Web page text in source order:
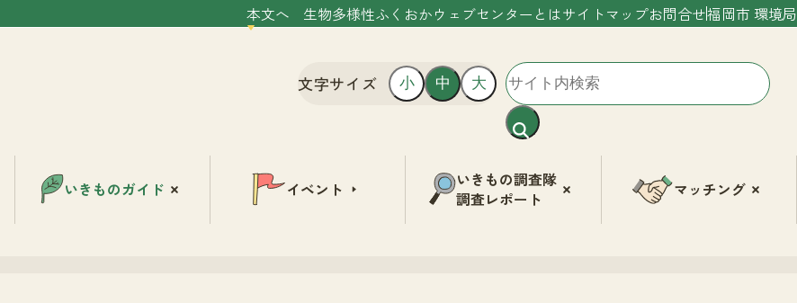
本文へ 生物多様性ふくおかウェブセンターとはサイトマップお問合せ福岡市 環境局
文字サイズ 小 中 大
いきものガイド イベント
いきもの調査隊
調査レポート
マッチング